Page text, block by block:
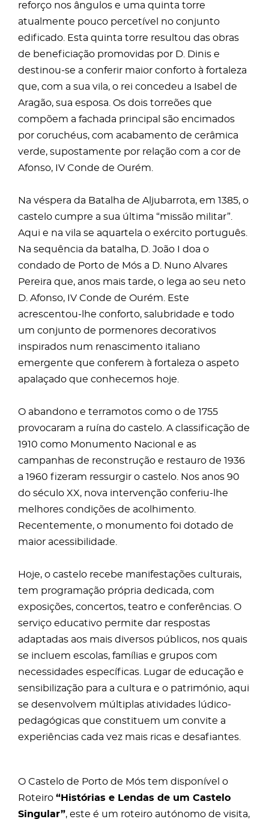
reforço nos ângulos e uma quinta torre
atualmente pouco percetível no conjunto
edificado. Esta quinta torre resultou das obras
de beneficiação promovidas por D. Dinis e
destinou-se a conferir maior conforto à fortaleza
que, com a sua vila, o rei concedeu a Isabel de
Aragão, sua esposa. Os dois torreões que
compõem a fachada principal são encimados
por coruchéus, com acabamento de cerâmica
verde, supostamente por relação com a cor de
Afonso, IV Conde de Ourém.
Na véspera da Batalha de Aljubarrota, em 1385, o
castelo cumpre a sua última “missão militar”.
Aqui e na vila se aquartela o exército português.
Na sequência da batalha, D. João I doa o
condado de Porto de Mós a D. Nuno Alvares
Pereira que, anos mais tarde, o lega ao seu neto
D. Afonso, IV Conde de Ourém. Este
acrescentou-lhe conforto, salubridade e todo
um conjunto de pormenores decorativos
inspirados num renascimento italiano
emergente que conferem à fortaleza o aspeto
apalaçado que conhecemos hoje.
O abandono e terramotos como o de 1755
provocaram a ruína do castelo. A classificação de
1910 como Monumento Nacional e as
campanhas de reconstrução e restauro de 1936
a 1960 fizeram ressurgir o castelo. Nos anos 90
do século XX, nova intervenção conferiu-lhe
melhores condições de acolhimento.
Recentemente, o monumento foi dotado de
maior acessibilidade.
Hoje, o castelo recebe manifestações culturais,
tem programação própria dedicada, com
exposições, concertos, teatro e conferências. O
serviço educativo permite dar respostas
adaptadas aos mais diversos públicos, nos quais
se incluem escolas, famílias e grupos com
necessidades específicas. Lugar de educação e
sensibilização para a cultura e o património, aqui
se desenvolvem múltiplas atividades lúdico-
pedagógicas que constituem um convite a
experiências cada vez mais ricas e desafiantes.
O Castelo de Porto de Mós tem disponível o
Roteiro “Histórias e Lendas de um Castelo
Singular”, este é um roteiro autónomo de visita,